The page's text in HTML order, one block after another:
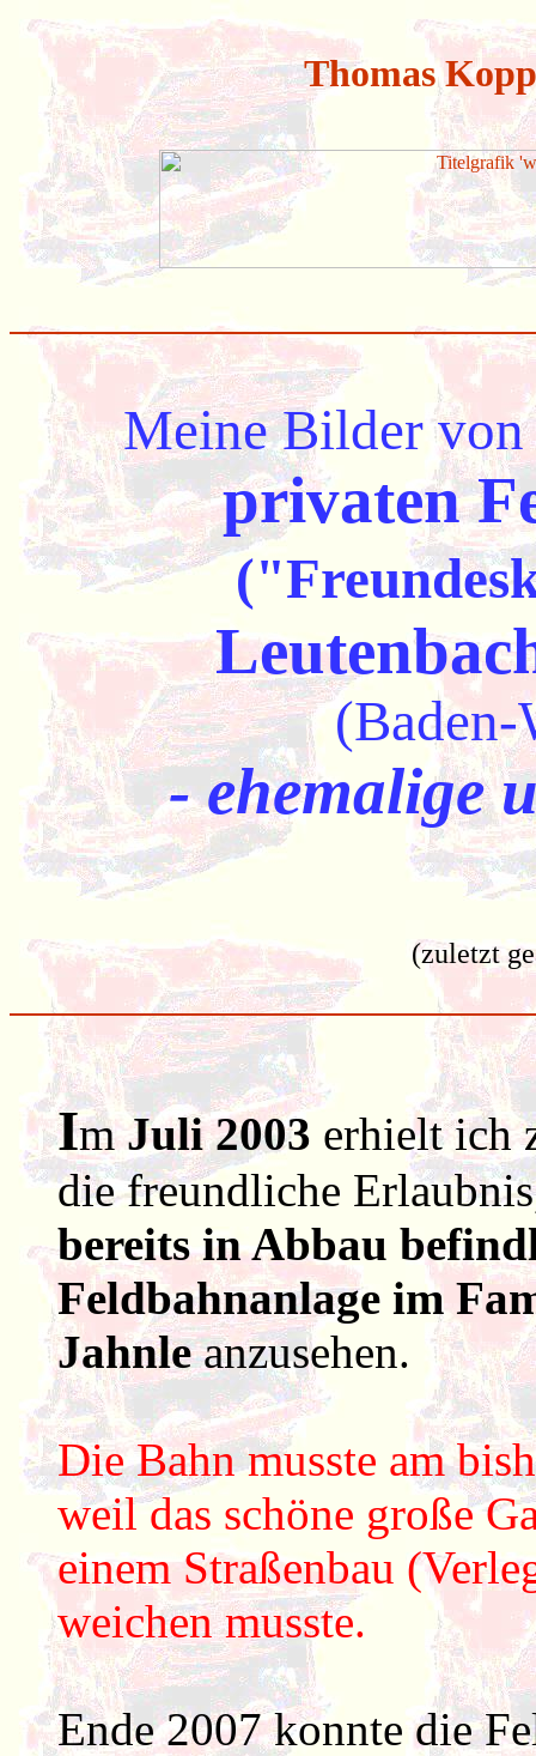
Thomas
Meine Bilder von
privaten
- ehemalige
(zuletzt
Im Juli 2003 erhielt ich
die freundliche
bereits in Abbau
Feldbahnanlage im
Jahnleanzusehen.
Die Bahn musste am
weil das schöne große
einem Straßenbau
weichen musste.
Ende 2007 konnte die